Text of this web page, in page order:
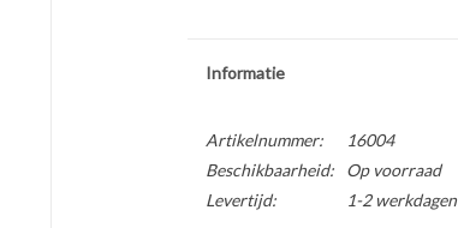
Informatie
Artikelnummer:
16004
Beschikbaarheid:
Op voorraad
Levertijd:
1-2 werkdagen